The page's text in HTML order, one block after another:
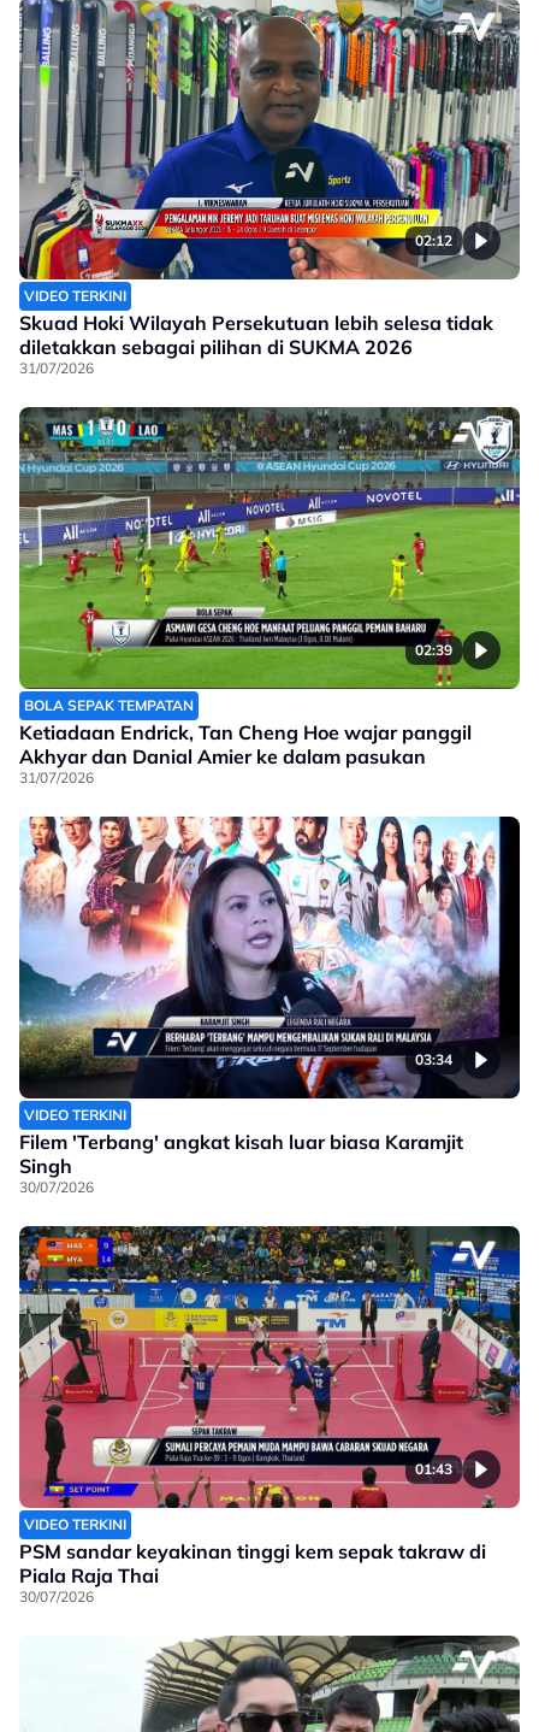
02:12
VIDEO TERKINI
Skuad Hoki Wilayah Persekutuan lebih selesa tidak
diletakkan sebagai pilihan di SUKMA 2026
31/07/2026
02:39
BOLA SEPAK TEMPATAN
Ketiadaan Endrick, Tan Cheng Hoe wajar panggil
Akhyar dan Danial Amier ke dalam pasukan
31/07/2026
03:34
VIDEO TERKINI
Filem 'Terbang' angkat kisah luar biasa Karamjit
Singh
30/07/2026
01:43
VIDEO TERKINI
PSM sandar keyakinan tinggi kem sepak takraw di
Piala Raja Thai
30/07/2026